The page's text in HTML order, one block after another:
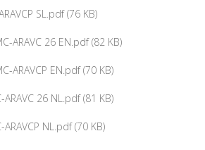
SL.pdf (76 KB)
ARAVC 26 EN.pdf (82 KB)
ARAVCP EN.pdf (70 KB)
26 NL.pdf (81 KB)
NL.pdf (70 KB)